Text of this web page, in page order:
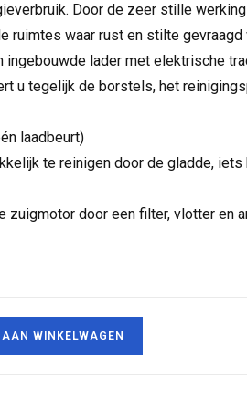
Door de zeer stille
ruimtes waar rust en stilte gevraagd
ingebouwde lader met elektrische
u tegelijk de borstels, het
laadbeurt)
te reinigen door de gladde, iets
zuigmotor door een filter, vlotter en
WINKELWAGEN